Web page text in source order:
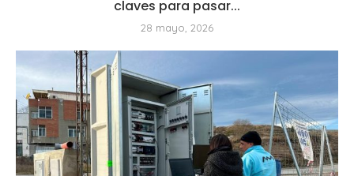
claves para pasar...
28 mayo, 2026